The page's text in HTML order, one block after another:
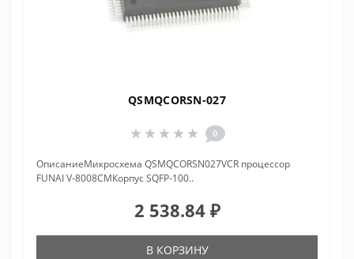
QSMQCORSN-027
0
ОписаниеМикросхема QSMQCORSN027VCR пpоцессоp
FUNAI V-8008CMКорпус SQFP-100..
2 538.84 ₽
В КОРЗИНУ